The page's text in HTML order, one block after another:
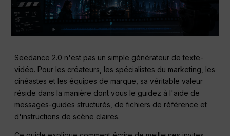
Seedance 2.0 n'est pas un simple générateur de texte-
vidéo. Pour les créateurs, les spécialistes du marketing, les
cinéastes et les équipes de marque, sa véritable valeur
réside dans la manière dont vous le guidez à l'aide de
messages-guides structurés, de fichiers de référence et
d'instructions de scène claires.